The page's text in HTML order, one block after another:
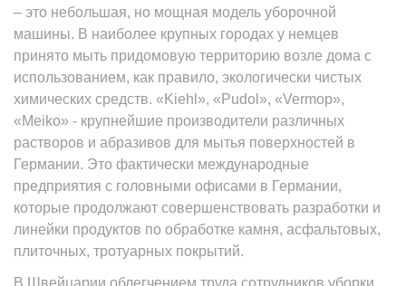
– это небольшая, но мощная модель уборочной
машины. В наиболее крупных городах у немцев
принято мыть придомовую территорию возле дома с
использованием, как правило, экологически чистых
химических средств. «Kiehl», «Pudol», «Vermop»,
«Meiko» - крупнейшие производители различных
растворов и абразивов для мытья поверхностей в
Германии. Это фактически международные
предприятия с головными офисами в Германии,
которые продолжают совершенствовать разработки и
линейки продуктов по обработке камня, асфальтовых,
плиточных, тротуарных покрытий.
В Швейцарии облегчением труда сотрудников уборки